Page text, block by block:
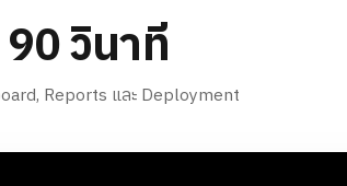
วินาที
Reports และ Deployment